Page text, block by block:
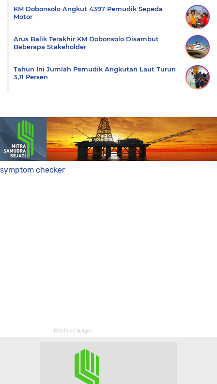
KM Dobonsolo Angkut 4397 Pemudik Sepeda
Motor
Arus Balik Terakhir KM Dobonsolo Disambut
Beberapa Stakeholder
Tahun Ini Jumlah Pemudik Angkutan Laut Turun
3,11 Persen
symptom checker
RSS Feed Widget